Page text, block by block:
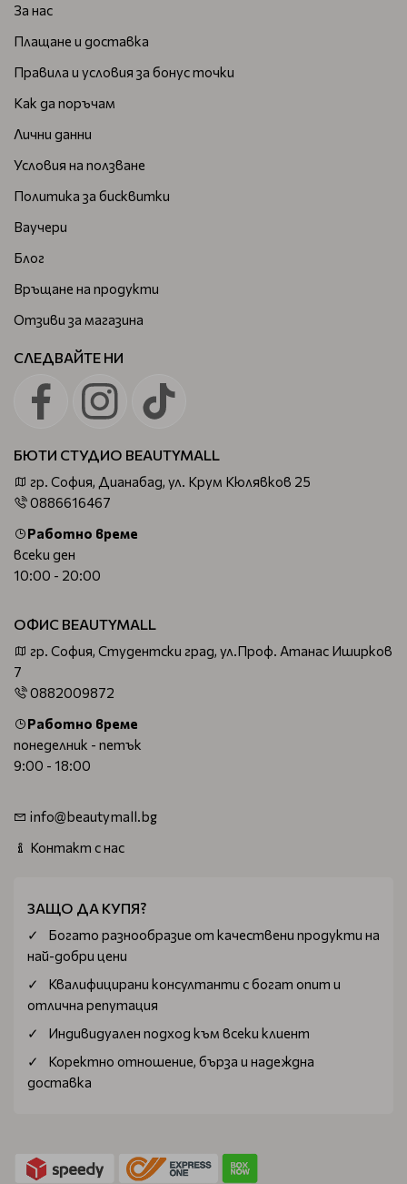
За нас
Плащане и доставка
Правила и условия за бонус точки
Как да поръчам
Лични данни
Условия на ползване
Политика за бисквитки
Ваучери
Блог
Връщане на продукти
Отзиви за магазина
СЛЕДВАЙТЕ НИ
БЮТИ СТУДИО BEAUTYMALL
гр. София, Дианабад, ул. Крум Кюлявков 25
0886616467
Работно време
всеки ден
10:00 - 20:00
ОФИС BEAUTYMALL
гр. София, Студентски град, ул.Проф. Атанас Иширков
7
0882009872
Работно време
понеделник - петък
9:00 - 18:00
info@beautymall.bg
Контакт с нас
ЗАЩО ДА КУПЯ?
Богатo разнообразие от качествени продукти на
най-добри цени
Квалифицирани консултанти с богат опит и
отлична репутация
Индивидуален подход към всеки клиент
Коректно отношение, бърза и надеждна
доставка